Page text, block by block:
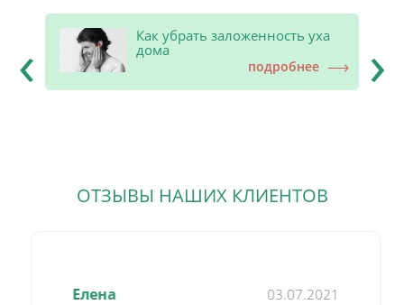
Как убрать заложенность уха
дома
подробнее
‹ ›
ОТЗЫВЫ НАШИХ КЛИЕНТОВ
Елена 03.07.2021